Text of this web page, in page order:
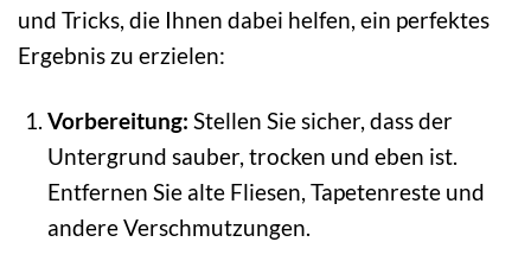
und Tricks, die Ihnen dabei helfen, ein perfektes
Ergebnis zu erzielen:
Vorbereitung: Stellen Sie sicher, dass der
Untergrund sauber, trocken und eben ist.
Entfernen Sie alte Fliesen, Tapetenreste und
andere Verschmutzungen.